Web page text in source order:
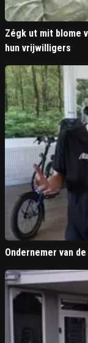
Zégk ut mit blome
hun vrijwilligers
Ondernemer van